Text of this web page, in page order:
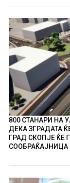
800 СТАНАРИ НА
ДЕКА ЗГРАДАТА
ГРАД СКОПЈЕ ЌЕ
СООБРАЌАЈНИЦА